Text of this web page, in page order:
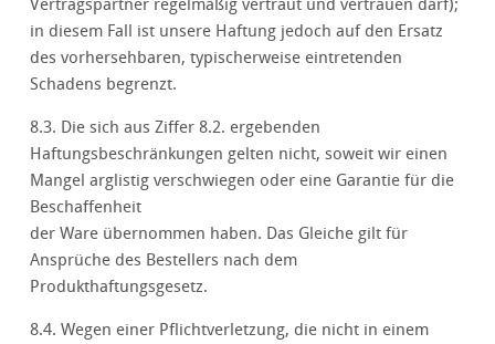
Vertragspartner regelmäßig vertraut und vertrauen darf);
in diesem Fall ist unsere Haftung jedoch auf den Ersatz
des vorhersehbaren, typischerweise eintretenden
Schadens begrenzt.
8.3. Die sich aus Ziffer 8.2. ergebenden
Haftungsbeschränkungen gelten nicht, soweit wir einen
Mangel arglistig verschwiegen oder eine Garantie für die
Beschaffenheit
der Ware übernommen haben. Das Gleiche gilt für
Ansprüche des Bestellers nach dem
Produkthaftungsgesetz.
8.4. Wegen einer Pflichtverletzung, die nicht in einem